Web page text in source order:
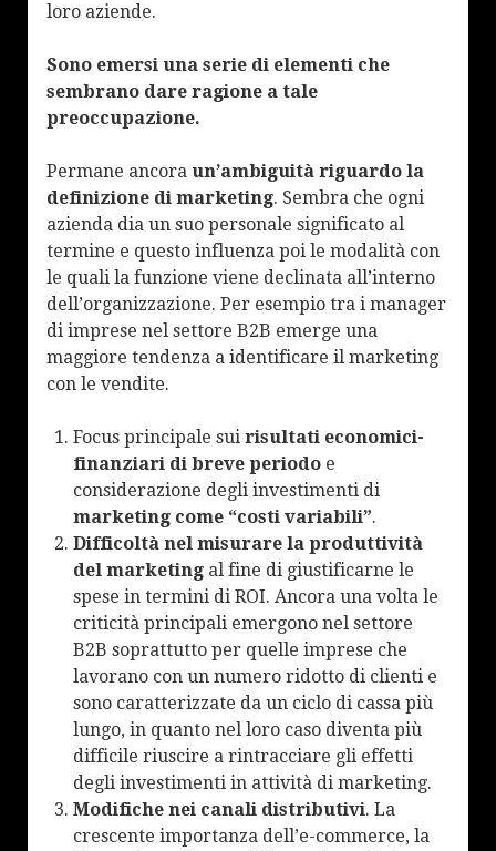
loro aziende.
Sono emersi una serie di elementi che
sembrano dare ragione a tale
preoccupazione.
Permane ancora un’ambiguità riguardo la
definizione di marketing. Sembra che ogni
azienda dia un suo personale significato al
termine e questo influenza poi le modalità con
le quali la funzione viene declinata all’interno
dell’organizzazione. Per esempio tra i manager
di imprese nel settore B2B emerge una
maggiore tendenza a identificare il marketing
con le vendite.
Focus principale sui risultati economici-
finanziari di breve periodoe
considerazione degli investimenti di
marketing come “costi variabili”.
Difficoltà nel misurare la produttività
del marketingal fine di giustificarne le
spese in termini di ROI. Ancora una volta le
criticità principali emergono nel settore
B2B soprattutto per quelle imprese che
lavorano con un numero ridotto di clienti e
sono caratterizzate da un ciclo di cassa più
lungo, in quanto nel loro caso diventa più
difficile riuscire a rintracciare gli effetti
degli investimenti in attività di marketing.
Modifiche nei canali distributivi. La
crescente importanza dell’e-commerce, la